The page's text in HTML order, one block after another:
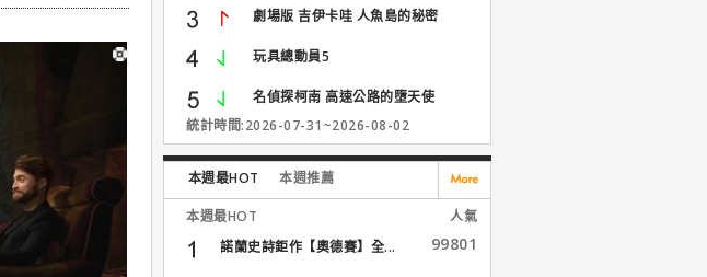
劇場版 吉伊卡哇 人魚島的秘密
玩具總動員5
名偵探柯南 高速公路的墮天使
統計時間:2026-07-31~2026-08-02
本週最HOT 本週推薦
本週最HOT
人氣
諾蘭史詩鉅作【奧德賽】全...
99801